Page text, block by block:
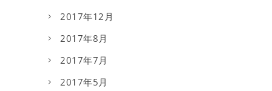
2017年12月
2017年8月
2017年7月
2017年5月